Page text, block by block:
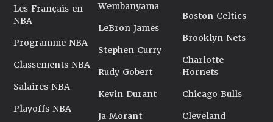
Les Français en
NBA
Programme NBA
Classements NBA
Salaires NBA
Playoffs NBA
Wembanyama
LeBron James
Stephen Curry
Rudy Gobert
Kevin Durant
Ja Morant
Boston Celtics
Brooklyn Nets
Charlotte
Hornets
Chicago Bulls
Cleveland